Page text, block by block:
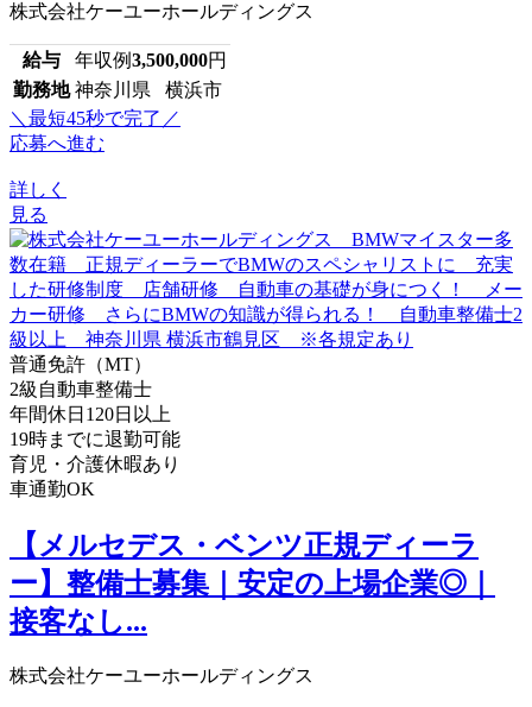
株式会社ケーユーホールディングス
給与 年収例3,500,000円
勤務地 神奈川県 横浜市
＼最短45秒で完了／
応募へ進む
詳しく
見る
普通免許（MT）
2級自動車整備士
年間休日120日以上
19時までに退勤可能
育児・介護休暇あり
車通勤OK
【メルセデス・ベンツ正規ディーラ
ー】整備士募集｜安定の上場企業◎｜
接客なし...
株式会社ケーユーホールディングス